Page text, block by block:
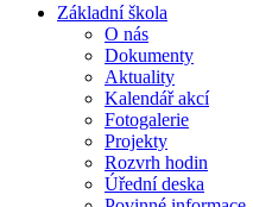
Základní škola
O nás
Dokumenty
Aktuality
Kalendář akcí
Fotogalerie
Projekty
Rozvrh hodin
Úřední deska